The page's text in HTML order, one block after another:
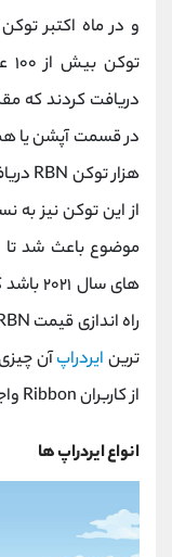
و در ماه اکتبر
از این توکن نیز
موضوع باعث شد تا
های
ترین ایردراپ
از کاربران Ribbon واجد شرایط دریافت این ایردراپ بزرگ بودند.
انواع ایردراپ ها